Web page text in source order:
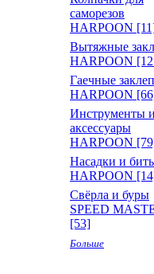
саморезов
HARPOON
Вытяжные
HARPOON
Гаечные
HARPOON
Инструменты и
аксессуары
HARPOON
Насадки и
HARPOON
Свёрла и буры
SPEED
[53]
Больше